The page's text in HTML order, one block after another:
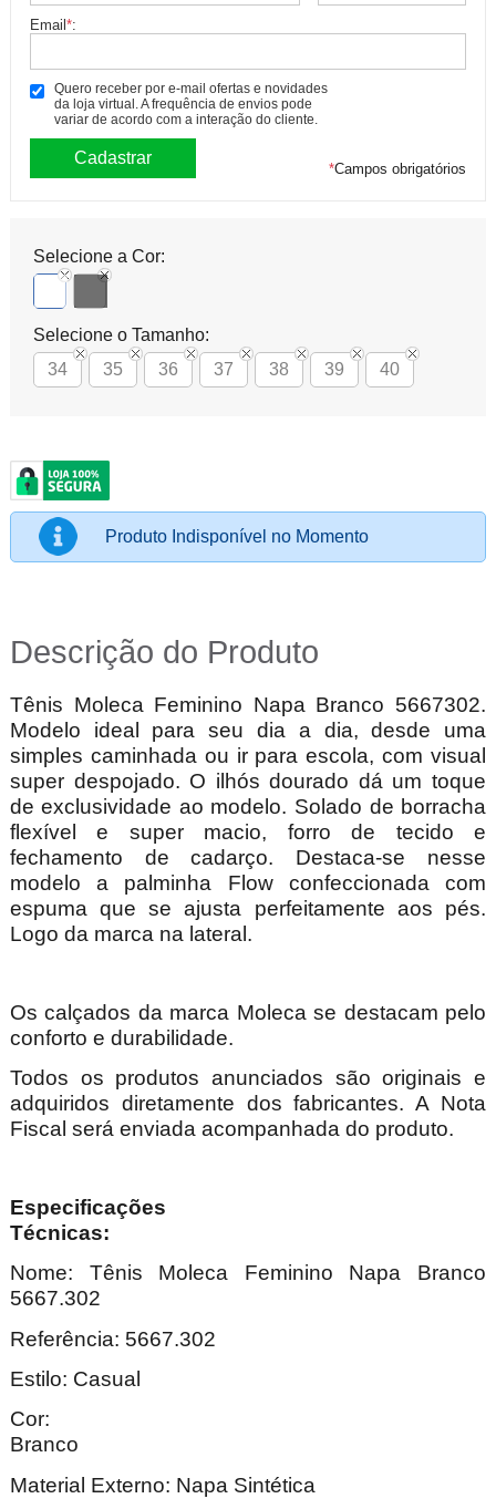
Email*:
Quero receber por e-mail ofertas e novidades
da loja virtual. A frequência de envios pode
variar de acordo com a interação do cliente.
*Campos obrigatórios
Selecione a Cor:
Selecione o Tamanho:
34
35 36 37 38 39 40
Produto Indisponível no Momento
Descrição do Produto
Tênis Moleca Feminino Napa Branco 5667302.
Modelo ideal para seu dia a dia, desde uma
simples caminhada ou ir para escola, com visual
super despojado. O ilhós dourado dá um toque
de exclusividade ao modelo. Solado de borracha
flexível e super macio, forro de tecido e
fechamento de cadarço. Destaca-se nesse
modelo a palminha Flow confeccionada com
espuma que se ajusta perfeitamente aos pés.
Logo da marca na lateral.
Os calçados da marca Moleca se destacam pelo
conforto e durabilidade.
Todos os produtos anunciados são originais e
adquiridos diretamente dos fabricantes. A Nota
Fiscal será enviada acompanhada do produto.
Especificações
Nome: Tênis Moleca Feminino Napa Branco
5667.302
Referência: 5667.302
Estilo: Casual
Cor:
Material Externo: Napa Sintética